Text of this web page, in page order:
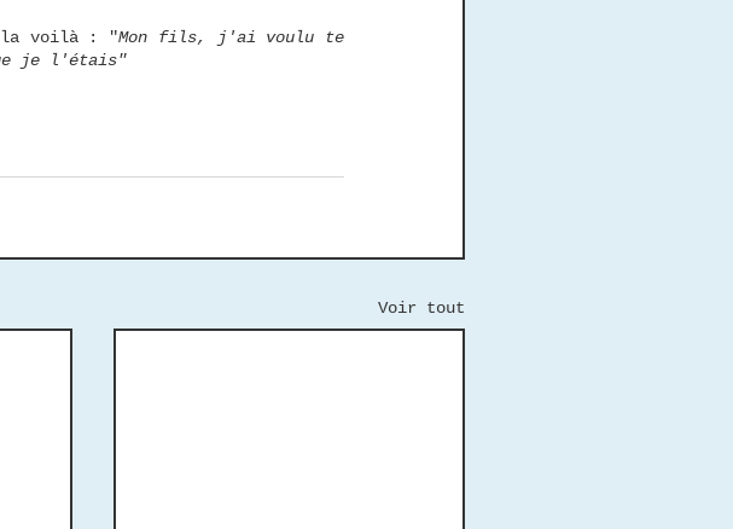
voilà : "
Mon fils, j'ai voulu te
je l'étais"
Voir tout